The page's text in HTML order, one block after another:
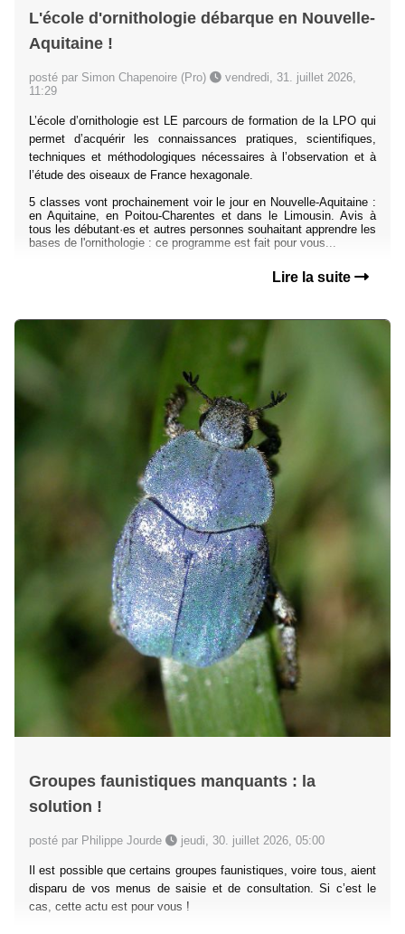
L'école d'ornithologie débarque en Nouvelle-
Aquitaine !
posté par Simon Chapenoire (Pro)
vendredi, 31. juillet 2026,
11:29
L’école d’ornithologie est LE parcours de formation de la LPO qui
permet d’acquérir les connaissances pratiques, scientifiques,
techniques et méthodologiques nécessaires à l’observation et à
l’étude des oiseaux de France hexagonale.
5 classes vont prochainement voir le jour en Nouvelle-Aquitaine :
en Aquitaine, en Poitou-Charentes et dans le Limousin. Avis à
tous les débutant·es et autres personnes souhaitant apprendre les
bases de l'ornithologie : ce programme est fait pour vous...
Lire la suite
Groupes faunistiques manquants : la
solution !
posté par Philippe Jourde jeudi, 30. juillet 2026, 05:00
Il est possible que certains groupes faunistiques, voire tous, aient
disparu de vos menus de saisie et de consultation. Si c’est le
cas, cette actu est pour vous !